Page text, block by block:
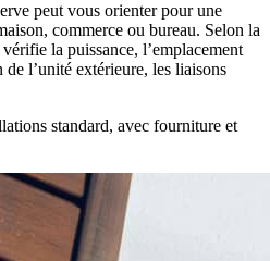
peut vous orienter pour une
commerce ou bureau. Selon la
la puissance, l’emplacement
l’unité extérieure, les liaisons
standard, avec fourniture et